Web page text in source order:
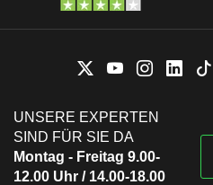
UNSERE EXPERTEN
SIND FÜR SIE DA
Montag - Freitag 9.00-
12.00 Uhr / 14.00-18.00